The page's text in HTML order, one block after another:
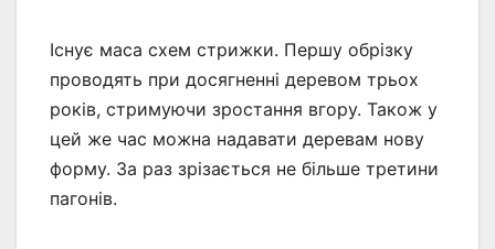
Існує маса схем стрижки. Першу обрізку
проводять при досягненні деревом трьох
років, стримуючи зростання вгору. Також у
цей же час можна надавати деревам нову
форму. За раз зрізається не більше третини
пагонів.